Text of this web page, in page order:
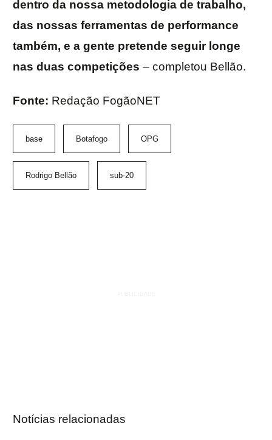
dentro da nossa metodologia de trabalho,
das nossas ferramentas de performance
também, e a gente pretende seguir longe
nas duas competições – completou Bellão.
Fonte: Redação FogãoNET
base Botafogo OPG
Rodrigo Bellão sub-20
Notícias relacionadas